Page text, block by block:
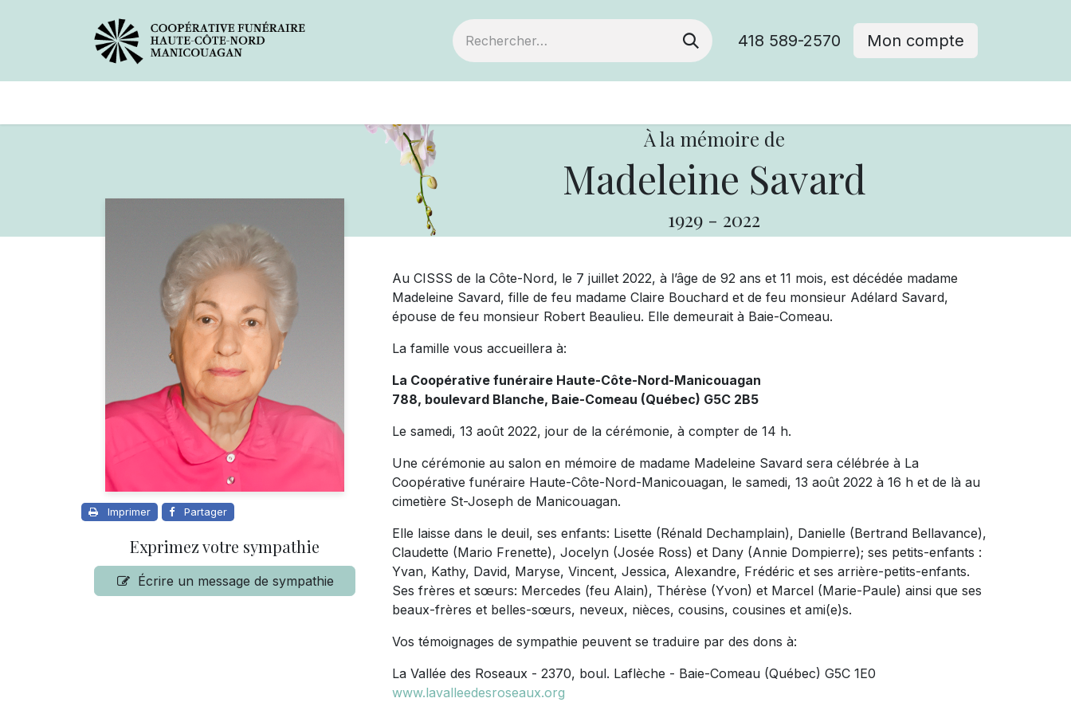
418 589-2570 Mon compte
À la mémoire de
Madeleine Savard
1929 - 2022
Imprimer Partager
Exprimez votre sympathie
Écrire un message de sympathie
Au CISSS de la Côte-Nord, le 7 juillet 2022, à l’âge de 92 ans et 11 mois, est décédée madame
Madeleine Savard, fille de feu madame Claire Bouchard et de feu monsieur Adélard Savard,
épouse de feu monsieur Robert Beaulieu. Elle demeurait à Baie-Comeau.
La famille vous accueillera à:
La Coopérative funéraire Haute-Côte-Nord-Manicouagan
788, boulevard Blanche, Baie-Comeau (Québec) G5C 2B5
Le samedi, 13 août 2022, jour de la cérémonie, à compter de 14 h.
Une cérémonie au salon en mémoire de madame Madeleine Savard sera célébrée à La
Coopérative funéraire Haute-Côte-Nord-Manicouagan, le samedi, 13 août 2022 à 16 h et de là au
cimetière St-Joseph de Manicouagan.
Elle laisse dans le deuil, ses enfants: Lisette (Rénald Dechamplain), Danielle (Bertrand Bellavance),
Claudette (Mario Frenette), Jocelyn (Josée Ross) et Dany (Annie Dompierre); ses petits-enfants :
Yvan, Kathy, David, Maryse, Vincent, Jessica, Alexandre, Frédéric et ses arrière-petits-enfants.
Ses frères et sœurs: Mercedes (feu Alain), Thérèse (Yvon) et Marcel (Marie-Paule) ainsi que ses
beaux-frères et belles-sœurs, neveux, nièces, cousins, cousines et ami(e)s.
Vos témoignages de sympathie peuvent se traduire par des dons à:
La Vallée des Roseaux - 2370, boul. Laflèche - Baie-Comeau (Québec) G5C 1E0
www.lavalleedesroseaux.org